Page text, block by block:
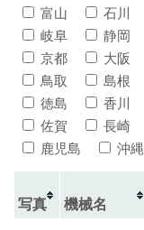
富山
石川
岐阜
静岡
京都
大阪
鳥取
島根
徳島
香川
佐賀
長崎
鹿児島
沖縄
写真 機械名